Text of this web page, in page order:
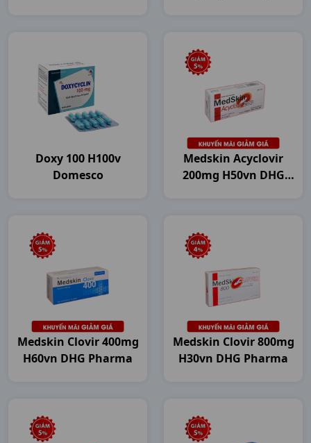
Doxy 100 H100v
Domesco
Medskin Acyclovir
200mg H50vn DHG
Medskin Clovir 400mg
H60vn DHG Pharma
Medskin Clovir 800mg
H30vn DHG Pharma